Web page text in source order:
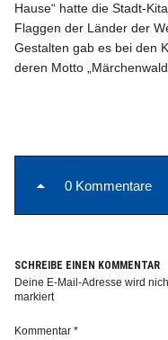
Hause“ hatte die Stadt-
Flaggen der Länder der
Gestalten gab es bei den
deren Motto
0 Kommentare
SCHREIBE EINEN KOMMENTAR
Deine E-Mail-Adresse wird
markiert
Kommentar*